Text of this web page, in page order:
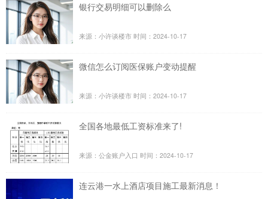
银行交易明细可以删除么
来源：小许谈楼市 时间：2024-10-17
微信怎么订阅医保账户变动提醒
来源：小许谈楼市 时间：2024-10-17
全国各地最低工资标准来了!
来源：公金账户入口 时间：2024-10-17
连云港一水上酒店项目施工最新消息！